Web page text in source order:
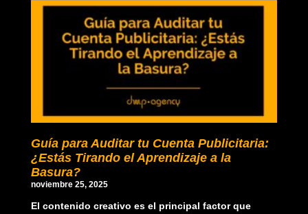
Guía para Auditar tu Cuenta Publicitaria:
¿Estás Tirando el Aprendizaje a la
Basura?
noviembre 25, 2025
El contenido creativo es el principal factor que